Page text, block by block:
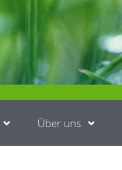
Über uns